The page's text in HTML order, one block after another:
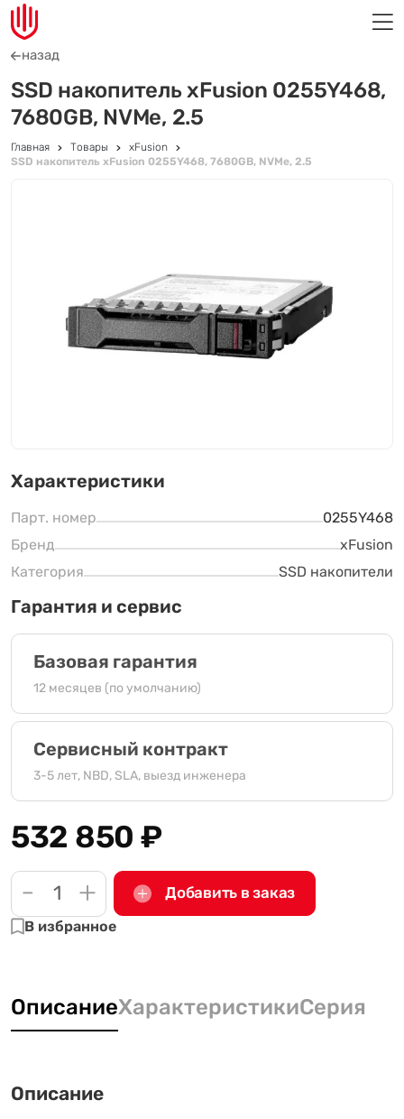
назад
SSD накопитель xFusion 0255Y468,
7680GB, NVMe, 2.5
Главная Товары
xFusion
SSD накопитель xFusion 0255Y468, 7680GB, NVMe, 2.5
Характеристики
Парт. номер
0255Y468
Бренд
xFusion
Категория
SSD накопители
Гарантия и сервис
Базовая гарантия
12 месяцев (по умолчанию)
Сервисный контракт
3-5 лет, NBD, SLA, выезд инженера
532 850₽
- + Добавить в заказ
В избранное
ОписаниеХарактеристикиСерия
Описание